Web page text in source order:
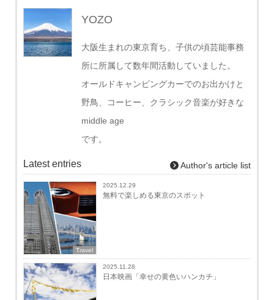
YOZO
大阪生まれの東京育ち、子供の頃芸能事務
所に所属して数年間活動していました。
オールドキャンピングカーでのお出かけと
野鳥、コーヒー、クラシック音楽が好きな
middle age
です。
Latest entries Author's article list
Travel
2025.12.29
無料で楽しめる東京のスポット
2025.11.28
日本映画「幸せの黄色いハンカチ」